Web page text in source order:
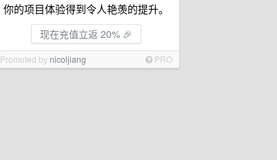
你的项目体验得到令人艳羡的提升。
现在充值立返 20% 🎉
Promoted by nicoljiang PRO